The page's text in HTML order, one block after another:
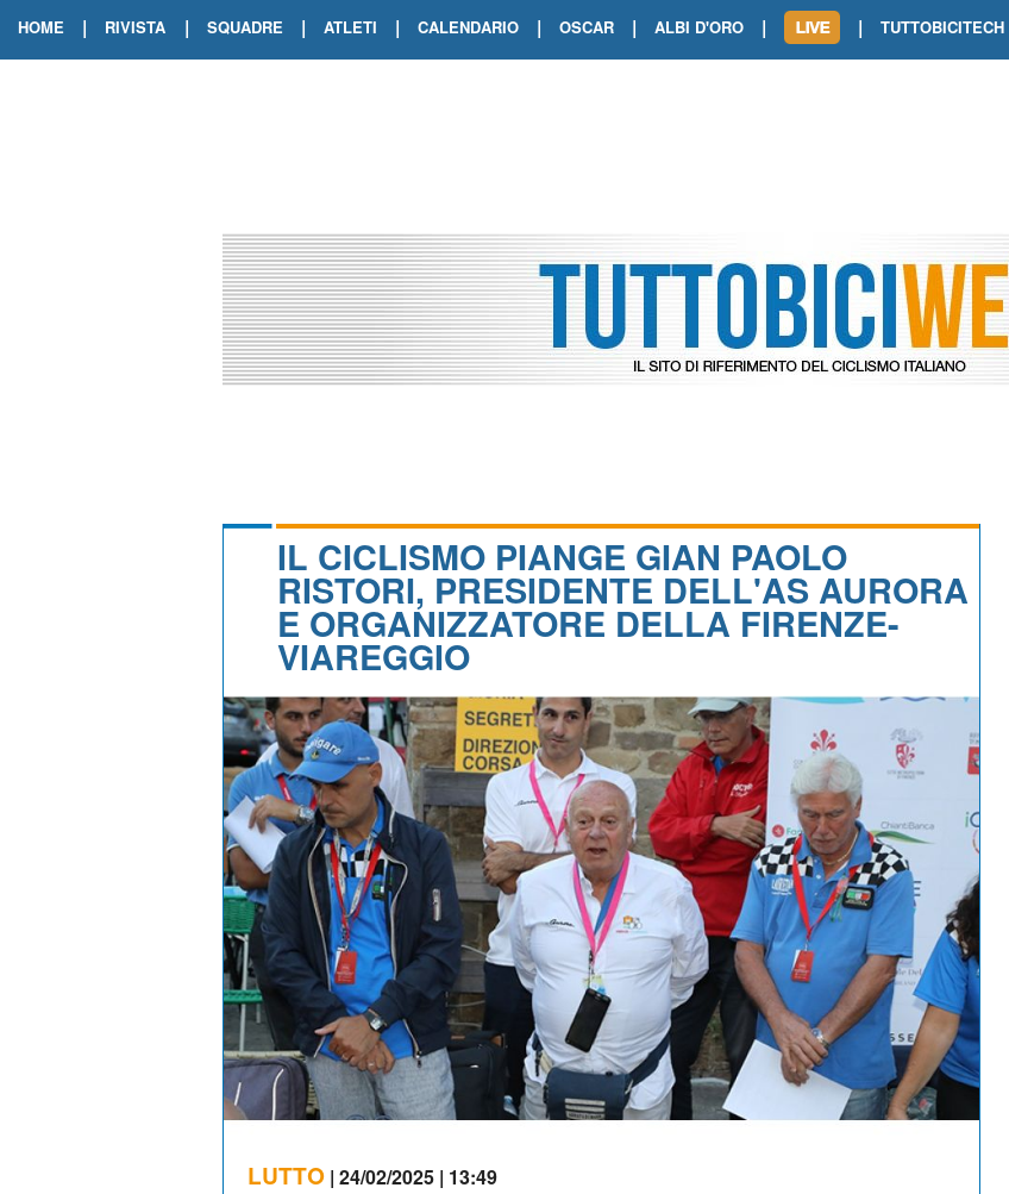
HOME | RIVISTA | SQUADRE | ATLETI | CALENDARIO | OSCAR | ALBI D'ORO |
TOUR DE FRANCE.
TOUR DE FRANCE. A
| TUTTOBICITECH
IL CICLISMO PIANGE GIAN PAOLO
RISTORI, PRESIDENTE DELL'AS AURORA
E ORGANIZZATORE DELLA FIRENZE-
VIAREGGIO
LUTTO | 24/02/2025 | 13:49
#334 CHARLY WEGELIUS,